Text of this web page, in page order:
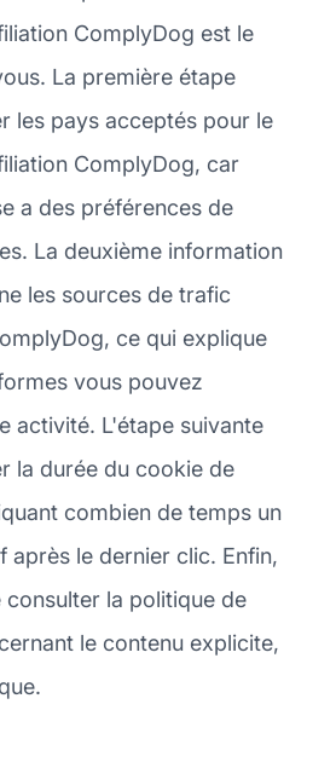
ComplyDog est le
La première étape
les pays acceptés pour le
ComplyDog, car
a des préférences de
La deuxième information
les sources de trafic
ce qui explique
vous pouvez
activité. L'étape suivante
la durée du cookie de
combien de temps un
après le dernier clic. Enfin,
la politique de
le contenu explicite,